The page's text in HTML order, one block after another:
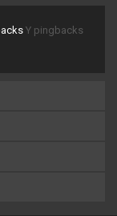
Y pingbacks